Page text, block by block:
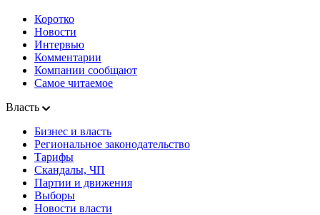
Коротко
Новости
Интервью
Комментарии
Компании сообщают
Самое читаемое
Власть
Бизнес и власть
Региональное законодательство
Тарифы
Скандалы, ЧП
Партии и движения
Выборы
Новости власти